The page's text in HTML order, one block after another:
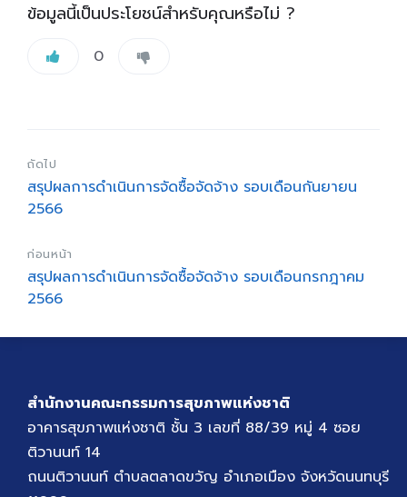
ข้อมูลนี้เป็นประโยชน์สำหรับคุณหรือไม่ ?
0
ถัดไป
สรุปผลการดำเนินการจัดซื้อจัดจ้าง รอบเดือนกันยายน
2566
ก่อนหน้า
สรุปผลการดำเนินการจัดซื้อจัดจ้าง รอบเดือนกรกฎาคม
2566
สำนักงานคณะกรรมการสุขภาพแห่งชาติ
อาคารสุขภาพแห่งชาติ ชั้น 3 เลขที่ 88/39 หมู่ 4 ซอย
ติวานนท์ 14
ถนนติวานนท์ ตำบลตลาดขวัญ อำเภอเมือง จังหวัดนนทบุรี